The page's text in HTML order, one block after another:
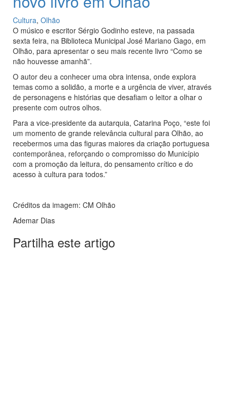
Cultura, Olhão
O músico e escritor Sérgio Godinho esteve, na passada
sexta feira, na Biblioteca Municipal José Mariano Gago, em
Olhão, para apresentar o seu mais recente livro “Como se
não houvesse amanhã”.
O autor deu a conhecer uma obra intensa, onde explora
temas como a solidão, a morte e a urgência de viver, através
de personagens e histórias que desafiam o leitor a olhar o
presente com outros olhos.
Para a vice-presidente da autarquia, Catarina Poço, “este foi
um momento de grande relevância cultural para Olhão, ao
recebermos uma das figuras maiores da criação portuguesa
contemporânea, reforçando o compromisso do Município
com a promoção da leitura, do pensamento crítico e do
acesso à cultura para todos.”
Créditos da imagem: CM Olhão
Ademar Dias
Partilha este artigo